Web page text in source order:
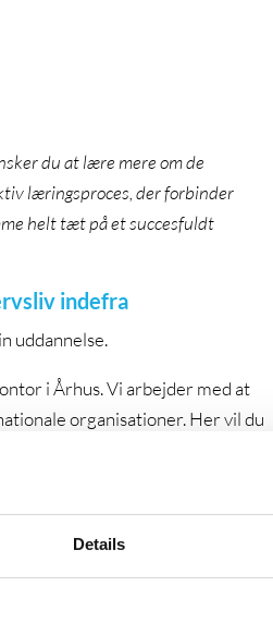
Details
du at lære mere om de
læringsproces, der forbinder
helt tæt på et succesfuldt
indefra
uddannelse.
i Århus. Vi arbejder med at
organisationer. Her vil du
der altid har
vil du få mulighed for at opleve
du vil få en dybdegående
af en mentorordning for at sikre
blandt andet at: